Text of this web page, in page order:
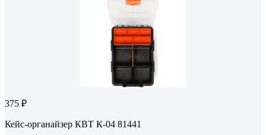
375 ₽
Кейс-органайзер КВТ К-04 81441